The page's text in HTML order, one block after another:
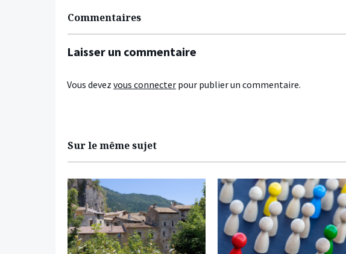
Commentaires
Laisser un commentaire
Vous devez vous connecter pour publier un commentaire.
Sur le même sujet